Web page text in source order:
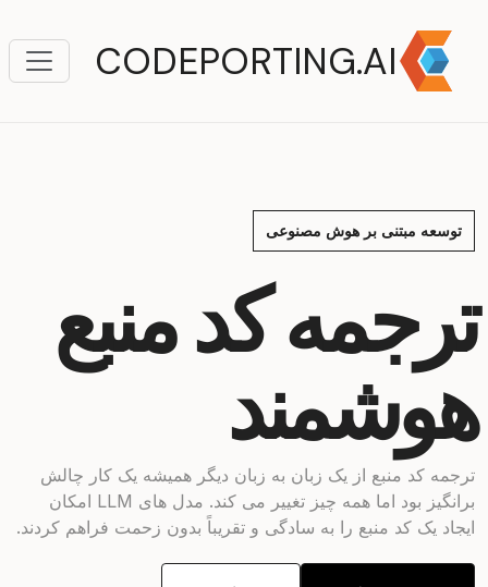
CODEPORTING.AI
توسعه مبتنی بر هوش مصنوعی
ترجمه کد منبع
هوشمند
ترجمه کد منبع از یک زبان به زبان دیگر همیشه یک کار چالش
برانگیز بود اما همه چیز تغییر می کند. مدل های LLM امکان
ایجاد یک کد منبع را به سادگی و تقریباً بدون زحمت فراهم کردند.